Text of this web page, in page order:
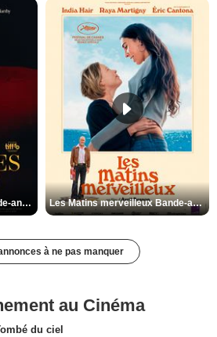
Les Silences de Riyad Bande-annonce VO STFR Les Matins merveilleux Bande-annonce VF
à ne pas manquer
au Cinéma
du ciel